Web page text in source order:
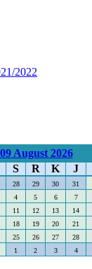
2022
09 August 2026
S R K J
28 29 30 31
4 5 6 7
11 12 13 14
18 19 20 21
25 26 27 28
1 2 3 4